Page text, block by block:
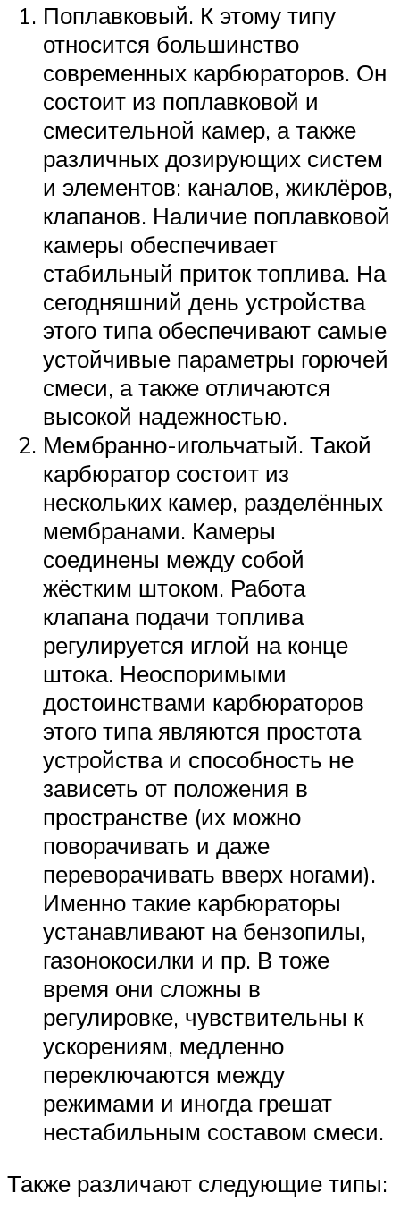
Поплавковый. К этому типу
относится большинство
современных карбюраторов. Он
состоит из поплавковой и
смесительной камер, а также
различных дозирующих систем
и элементов: каналов, жиклёров,
клапанов. Наличие поплавковой
камеры обеспечивает
стабильный приток топлива. На
сегодняшний день устройства
этого типа обеспечивают самые
устойчивые параметры горючей
смеси, а также отличаются
высокой надежностью.
Мембранно-игольчатый. Такой
карбюратор состоит из
нескольких камер, разделённых
мембранами. Камеры
соединены между собой
жёстким штоком. Работа
клапана подачи топлива
регулируется иглой на конце
штока. Неоспоримыми
достоинствами карбюраторов
этого типа являются простота
устройства и способность не
зависеть от положения в
пространстве (их можно
поворачивать и даже
переворачивать вверх ногами).
Именно такие карбюраторы
устанавливают на бензопилы,
газонокосилки и пр. В тоже
время они сложны в
регулировке, чувствительны к
ускорениям, медленно
переключаются между
режимами и иногда грешат
нестабильным составом смеси.
Также различают следующие типы: